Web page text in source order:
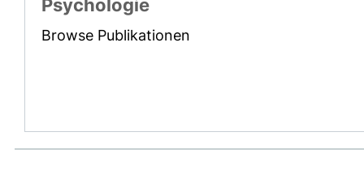
Psychologie
Browse Publikationen